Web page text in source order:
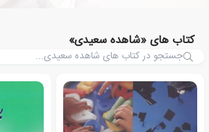
کتاب های «شاهده سعیدی»